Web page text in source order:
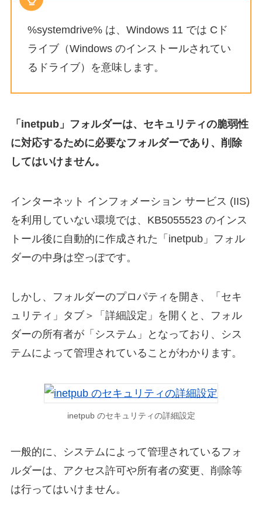
%systemdrive% は、Windows 11 では Cド
ライブ（Windows のインストールされてい
るドライブ）を意味します。
「inetpub」フォルダーは、セキュリティの脆弱性
に対応するために必要なフォルダーであり、削除
してはいけません。
インターネット インフォメーション サービス (IIS)
を利用していない環境では、KB5055523 のインス
トール後に自動的に作成された「inetpub」フォル
ダーの中身は空っぽです。
しかし、フォルダーのプロパティを開き、「セキ
ュリティ」タブ＞「詳細設定」を開くと、フォル
ダーの所有者が「システム」となっており、シス
テムによって管理されていることがわかります。
inetpub のセキュリティの詳細設定
一般的に、システムによって管理されているフォ
ルダーは、アクセス許可や所有者の変更、削除等
は行ってはいけません。